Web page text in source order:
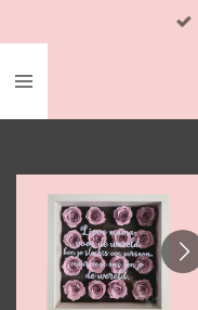
naar